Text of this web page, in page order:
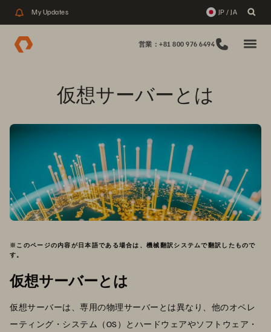
My Updates JP / JA
営業：+81 800 976 6494
仮想サーバーとは
※このページの内容が日本語である場合は、機械翻訳システムで翻訳したもので
す。
仮想サーバーとは
仮想サーバーは、専用の物理サーバーとは異なり、他のオペレ
ーティング・システム（OS）とハードウェアやソフトウェア・